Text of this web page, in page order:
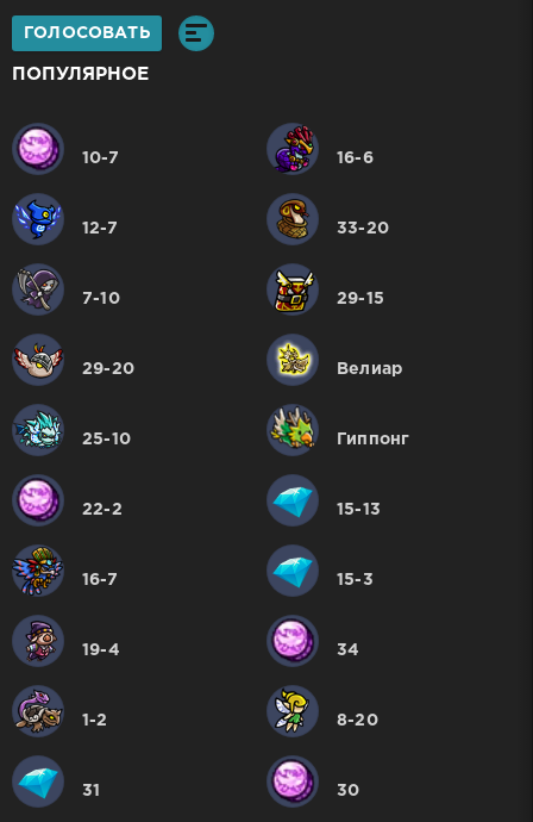
ГОЛОСОВАТЬ
ПОПУЛЯРНОЕ
10-7 16-6
12-7 33-20
7-10 29-15
29-20 Велиар
25-10 Гиппонг
22-2 15-13
16-7 15-3
19-4 34
1-2 8-20
31 30